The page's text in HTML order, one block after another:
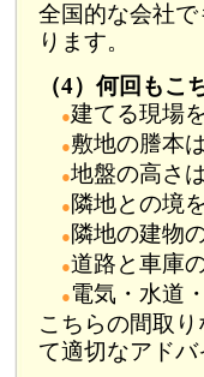
全国的な会社
ります。
（4）何回もこ
●建てる現場
●敷地の謄本
●地盤の高さ
● 隣地との境
● 隣地の建物
●道路と車庫
● 電気・水道
こちらの間取
て適切なアド